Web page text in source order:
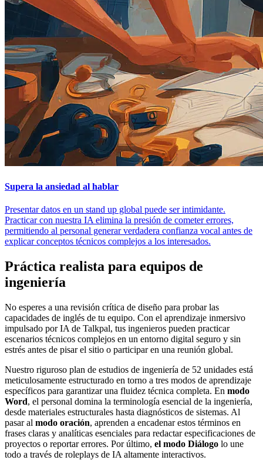
Supera la ansiedad al hablar
Presentar datos en un stand up global puede ser intimidante.
Practicar con nuestra IA elimina la presión de cometer errores,
permitiendo al personal generar verdadera confianza vocal antes de
explicar conceptos técnicos complejos a los interesados.
Práctica realista para equipos de
ingeniería
No esperes a una revisión crítica de diseño para probar las
capacidades de inglés de tu equipo. Con el aprendizaje inmersivo
impulsado por IA de Talkpal, tus ingenieros pueden practicar
escenarios técnicos complejos en un entorno digital seguro y sin
estrés antes de pisar el sitio o participar en una reunión global.
Nuestro riguroso plan de estudios de ingeniería de 52 unidades está
meticulosamente estructurado en torno a tres modos de aprendizaje
específicos para garantizar una fluidez técnica completa. En modo
Word, el personal domina la terminología esencial de la ingeniería,
desde materiales estructurales hasta diagnósticos de sistemas. Al
pasar al modo oración, aprenden a encadenar estos términos en
frases claras y analíticas esenciales para redactar especificaciones de
proyectos o reportar errores. Por último, el modo Diálogo lo une
todo a través de roleplays de IA altamente interactivos.